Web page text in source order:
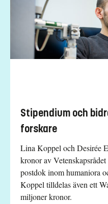
Stipendium och
forskare
Lina Koppel och Desirée
kronor av
postdok inom humaniora
Koppel tilldelas även ett
miljoner kronor.